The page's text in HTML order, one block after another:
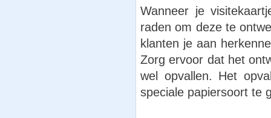
Wanneer je
raden om deze te
klanten je aan
Zorg ervoor dat het
wel opvallen. Het
speciale papiersoort te